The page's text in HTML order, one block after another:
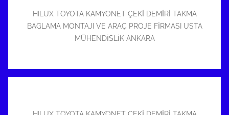
HILUX TOYOTA KAMYONET ÇEKİ DEMİRİ TAKMA
BAGLAMA MONTAJI VE ARAÇ PROJE FİRMASI USTA
MÜHENDİSLİK ANKARA